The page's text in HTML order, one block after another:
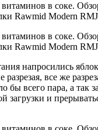
напросились
разрезая, все же
бы всего пара, а так
загрузки и